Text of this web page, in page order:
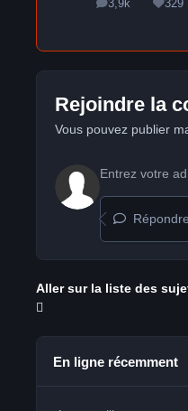
3,9k
messages329
Rejoindre la
Vous pouvez publier
Aller sur la liste des
En ligne récemment